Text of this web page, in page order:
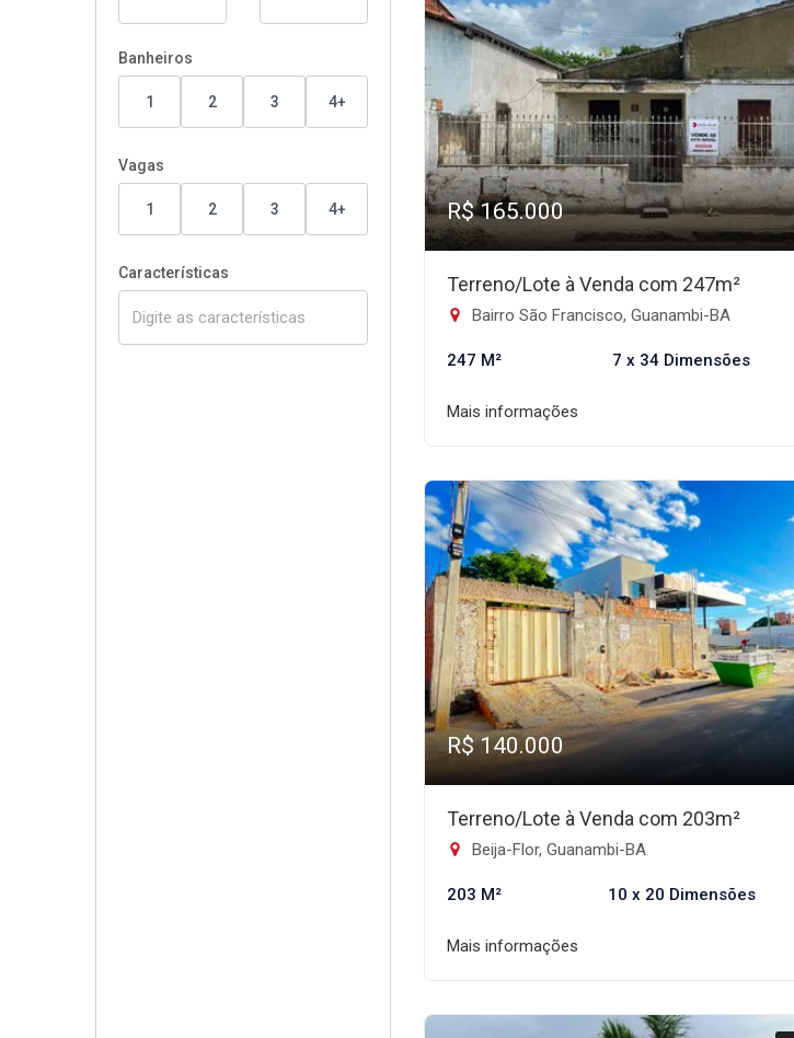
Banheiros
1 2 3 4+
Vagas
1 2 3 4+
Características
R$ 165.000
Terreno/Lote à Venda com 247m²
Bairro São Francisco, Guanambi-BA
247 M² 7 x 34 Dimensões
Mais informações
R$ 140.000
Terreno/Lote à Venda com 203m²
Beija-Flor, Guanambi-BA
203 M² 10 x 20 Dimensões
Mais informações